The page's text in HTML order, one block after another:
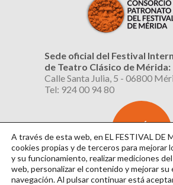
Sede oficial del Festival
de Teatro Clásico de Mérida:
Calle Santa Julia, 5 - 06800
Tel: 924 00 94 80
AL BOLETÍN
A través de esta web, en EL FESTIVAL DE
cookies propias y de terceros para mejorar
y su funcionamiento, realizar mediciones
web, personalizar el contenido y mejorar su
navegación. Al pulsar continuarestá